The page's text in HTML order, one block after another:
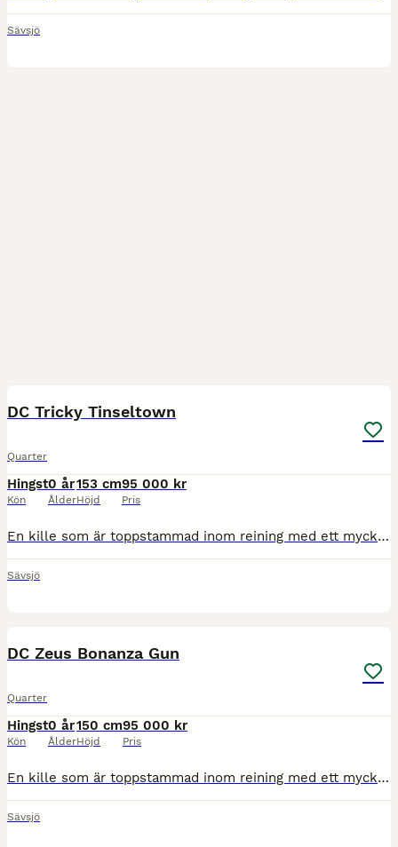
Sävsjö
DC Tricky Tinseltown
Quarter
Hingst
Kön
0 år
Ålder
153 cm
Höjd
95 000 kr
Pris
En kille som är toppstammad inom reining med ett mycket trevligt psyke. Kommer vid leverans att vara registrerad i AQHA och APHA och ha pass. Är regelbundet verkad, avmaskad och transportvan. Åker my
Sävsjö
DC Zeus Bonanza Gun
Quarter
Hingst
Kön
0 år
Ålder
150 cm
Höjd
95 000 kr
Pris
En kille som är toppstammad inom reining med ett mycket trevligt psyke. Kommer vid leverans att vara registrerad i AQHA och APHA och ha pass. Är regelbundet verkad, avmaskad och transportvan. Åker my
Sävsjö